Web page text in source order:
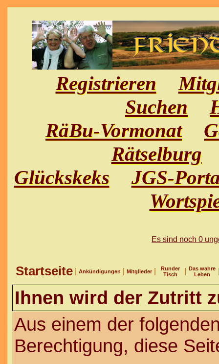
Registrieren
Suchen
RäBu-Vormonat
Rätselburg
Glückskeks
JGS-
Es sind noch 0
Startseite Ankündigungen Mitglieder
Runder
Tisch
Das wahre
Leben
Ihnen wird der Zutritt
Aus einem der
Berechtigung, diese